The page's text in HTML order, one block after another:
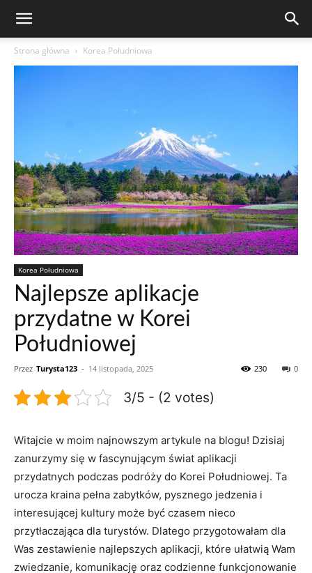
Strona główna Korea Południowa
Korea Południowa
Najlepsze aplikacje
przydatne w Korei
Południowej
Przez Turysta123 - 14 listopada, 2025 0
230
3/5 - (2 votes)
Witajcie w moim najnowszym‍ artykule na blogu! ⁤Dzisiaj
⁤zanurzymy się​ w ⁤fascynującym świat aplikacji
przydatnych podczas ⁢podróży do Korei Południowej.‍ Ta
urocza⁢ kraina pełna ⁣zabytków, pysznego jedzenia i
interesującej kultury ⁣może być czasem⁣ nieco
przytłaczająca dla turystów. ​Dlatego przygotowałam‌ dla‌
Was zestawienie najlepszych aplikacji, które ułatwią⁤ Wam
zwiedzanie, ⁢komunikację oraz codzienne funkcjonowanie